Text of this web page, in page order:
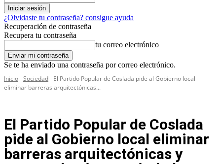
¿Olvidaste tu contraseña? consigue ayuda
Recuperación de contraseña
Recupera tu contraseña
tu correo electrónico
Se te ha enviado una contraseña por correo electrónico.
Inicio Sociedad
El Partido Popular de Coslada pide al Gobierno local
eliminar barreras arquitectónicas...
El Partido Popular de Coslada
pide al Gobierno local eliminar
barreras arquitectónicas y